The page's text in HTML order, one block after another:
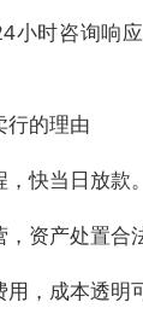
小时咨询响
行的理由
快当日放款。
资产处置合
，成本透明